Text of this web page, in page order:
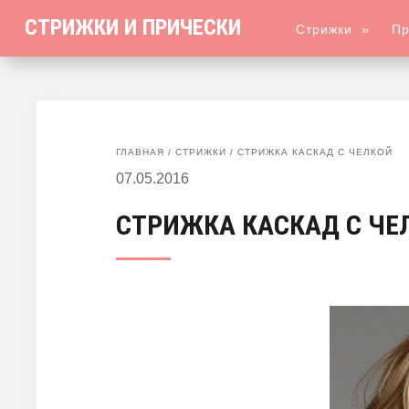
СТРИЖКИ И ПРИЧЕСКИ Стрижки »
ГЛАВНАЯ / СТРИЖКИ / СТРИЖКА КАСКАД С ЧЕЛКОЙ
07.05.2016
СТРИЖКА КАСКАД С